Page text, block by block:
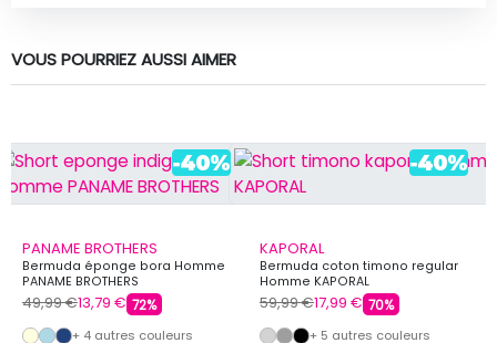
VOUS POURRIEZ AUSSI AIMER
PANAME BROTHERS
Bermuda éponge bora Homme
PANAME BROTHERS
49,99 €13,79 € 72%
+ 4 autres couleurs
KAPORAL
Bermuda coton timono regular
Homme KAPORAL
59,99 €17,99 € 70%
+ 5 autres couleurs